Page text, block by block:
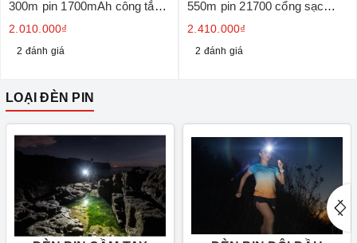
300m pin 1700mAh công tắc
kép chiến thuật
2.010.000₫
2 đánh giá
550m pin 21700 cổng sạc
USB-C
2.410.000₫
2 đánh giá
LOẠI ĐÈN PIN